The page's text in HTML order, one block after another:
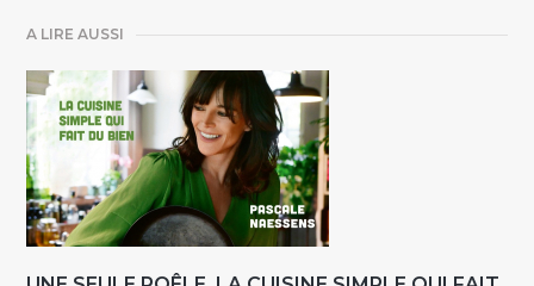
A LIRE AUSSI